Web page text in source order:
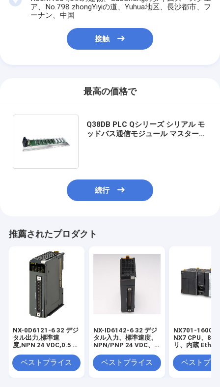
ア、No.798 zhongYiyiの道、Yuhua地区、長沙都市、フ
ーナン、中国
接触
最高の価格で
Q38DB PLC Qシリーズ シリアル モ
ッドバス通信モジュール マスター/
続行
推薦されたプロダクト
NX-0D6121-6 32 デジ
タル出力,標準速
度,NPN 24 VDC,0.5 A/
ット,FCN40コネクタ
(含まれていない),
ベストプライス
NX-ID6142-6 32 デジ
タル入力、標準速度、
NPN/PNP 24 VDC、
り)、幅 30 mm 在庫あ
り
ベストプライス
NX701-1600
NX7 CPU、
リ、内蔵
512 EtherCAT
ド)、および 2
ベストプラ